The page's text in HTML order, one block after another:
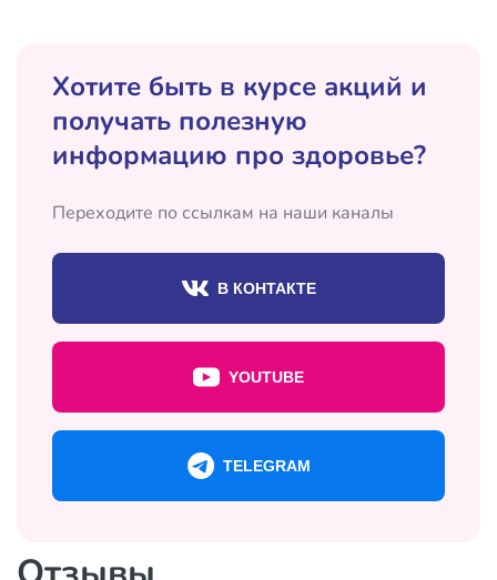
Хотите быть в курсе акций и
получать полезную
информацию про здоровье?
Переходите по ссылкам на наши каналы
В КОНТАКТЕ
YOUTUBE
TELEGRAM